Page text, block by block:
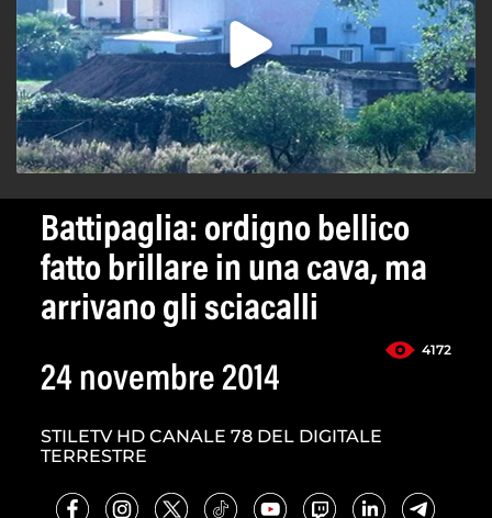
Battipaglia: ordigno bellico
fatto brillare in una cava, ma
arrivano gli sciacalli
4172
24 novembre 2014
STILETV HD CANALE 78 DEL DIGITALE
TERRESTRE